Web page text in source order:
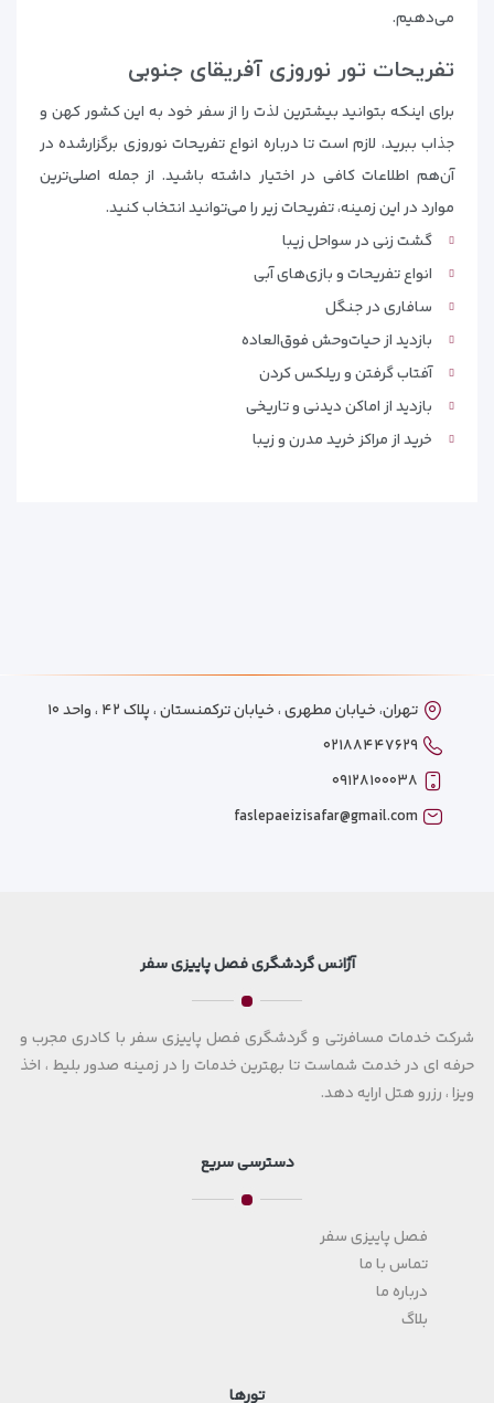
می‌دهیم.
تفریحات تور نوروزی آفریقای جنوبی
برای اینکه بتوانید بیشترین لذت را از سفر خود به این کشور کهن و
جذاب ببرید، لازم است تا درباره انواع تفریحات نوروزی برگزارشده در
آن‌هم اطلاعات کافی در اختیار داشته باشید. از جمله اصلی‌ترین
موارد در این زمینه، تفریحات زیر را می‌توانید انتخاب کنید.
گشت زنی در سواحل زیبا
انواع تفریحات و بازی‌های آبی
سافاری در جنگل
بازدید از حیات‌وحش فوق‌العاده
آفتاب گرفتن و ریلکس کردن
بازدید از اماکن دیدنی و تاریخی
خرید از مراکز خرید مدرن و زیبا
تهران، خیابان مطهری ، خیابان ترکمنستان ، پلاک ۴۲ ، واحد ۱۰
۰۲۱۸۸۴۴۷۶۲۹
۰۹۱۲۸۱۰۰۰۳۸
faslepaeizisafar@gmail.com
آژانس گردشگری فصل پاییزی سفر
شرکت خدمات مسافرتی و گردشگری فصل پاییزی سفر با کادری مجرب و
حرفه ای در خدمت شماست تا بهترین خدمات را در زمینه صدور بلیط ، اخذ
ویزا ، رزرو هتل ارایه دهد.
دسترسی سریع
فصل پاییزی سفر
تماس با ما
درباره ما
بلاگ
تورها